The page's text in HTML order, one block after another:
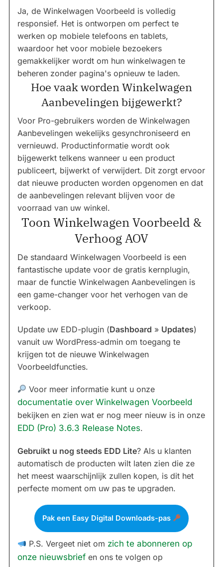
Ja, de Winkelwagen Voorbeeld is volledig
responsief. Het is ontworpen om perfect te
werken op mobiele telefoons en tablets,
waardoor het voor mobiele bezoekers
gemakkelijker wordt om hun winkelwagen te
beheren zonder pagina's opnieuw te laden.
Hoe vaak worden Winkelwagen
Aanbevelingen bijgewerkt?
Voor Pro-gebruikers worden de Winkelwagen
Aanbevelingen wekelijks gesynchroniseerd en
vernieuwd. Productinformatie wordt ook
bijgewerkt telkens wanneer u een product
publiceert, bijwerkt of verwijdert. Dit zorgt ervoor
dat nieuwe producten worden opgenomen en dat
de aanbevelingen relevant blijven voor de
voorraad van uw winkel.
Toon Winkelwagen Voorbeeld &
Verhoog AOV
De standaard Winkelwagen Voorbeeld is een
fantastische update voor de gratis kernplugin,
maar de functie Winkelwagen Aanbevelingen is
een game-changer voor het verhogen van de
verkoop.
Update uw EDD-plugin (Dashboard » Updates)
vanuit uw WordPress-admin om toegang te
krijgen tot de nieuwe Winkelwagen
Voorbeeldfuncties.
Voor meer informatie kunt u onze
documentatie over Winkelwagen Voorbeeld
bekijken en zien wat er nog meer nieuw is in onze
EDD (Pro) 3.6.3 Release Notes.
Gebruikt u nog steeds EDD Lite? Als u klanten
automatisch de producten wilt laten zien die ze
het meest waarschijnlijk zullen kopen, is dit het
perfecte moment om uw pas te upgraden.
Pak een Easy Digital Downloads-pas
P.S. Vergeet niet om zich te abonneren op
onze nieuwsbrief en ons te volgen op